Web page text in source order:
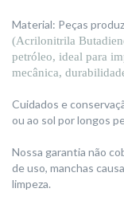
Material: Peças
(Acrilonitrila
petróleo, ideal para
mecânica,
Cuidados e
ou ao sol por longos
Nossa garantia não
de uso, manchas
limpeza.